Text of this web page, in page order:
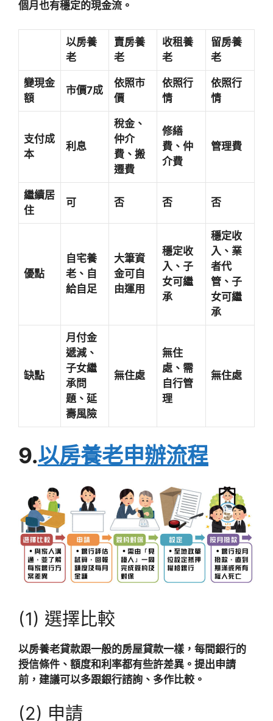
個月也有穩定的現金流。
以房養
老
賣房養
老
收租養
老
留房養
老
變現金
額
市價7成
依照市
價
依照行
情
依照行
情
支付成
本
利息
稅金、
仲介
費、搬
遷費
修繕
費、仲
介費
管理費
繼續居
住
可 否 否 否
優點
自宅養
老、自
給自足
大筆資
金可自
由運用
穩定收
入、子
女可繼
承
穩定收
入、業
者代
管、子
女可繼
承
缺點
月付金
遞減、
子女繼
承問
題、延
壽風險
無住處
無住
處、需
自行管
理
無住處
9.以房養老申辦流程
(1) 選擇比較
以房養老貸款跟一般的房屋貸款一樣，每間銀行的
授信條件、額度和利率都有些許差異。提出申請
前，建議可以多跟銀行諮詢、多作比較。
(2) 申請